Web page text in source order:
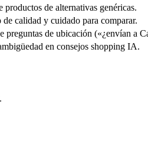
productos de alternativas genéricas.
de calidad y cuidado para comparar.
preguntas de ubicación («¿envían a
en consejos shopping IA.